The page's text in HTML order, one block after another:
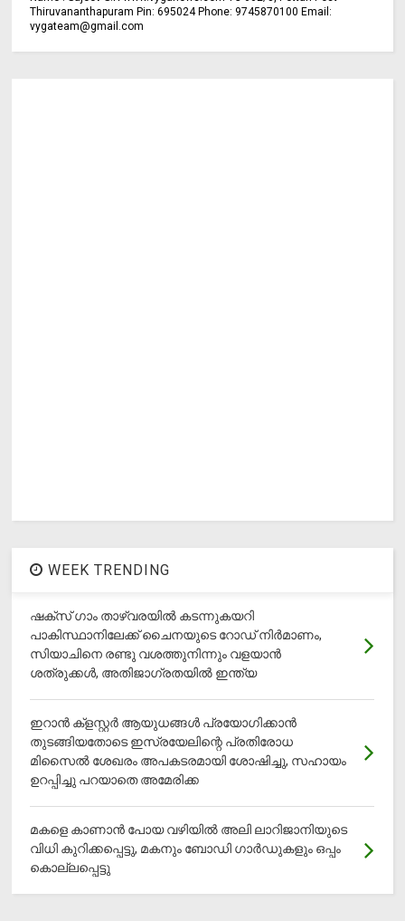
Thiruvananthapuram Pin: 695024 Phone: 9745870100 Email:
vygateam@gmail.com
WEEK TRENDING
ഷക്സ് ​ഗാം താഴ്‌വരയിൽ കടന്നുകയറി
പാകിസ്ഥാനിലേക്ക് ചൈനയുടെ റോഡ് നിർമാണം,
സിയാചിനെ രണ്ടു വശത്തുനിന്നും വളയാൻ
ശത്രുക്കൾ, അതിജാ​ഗ്രതയിൽ ഇന്ത്യ
ഇറാന്‍ ക്‌ളസ്റ്റര്‍ ആയുധങ്ങള്‍ പ്രയോഗിക്കാന്‍
തുടങ്ങിയതോടെ ഇസ്രയേലിന്റെ പ്രതിരോധ
മിസൈല്‍ ശേഖരം അപകടരമായി ശോഷിച്ചു, സഹായം
ഉറപ്പിച്ചു പറയാതെ അമേരിക്ക
മകളെ കാണാന്‍ പോയ വഴിയില്‍ അലി ലാറിജാനിയുടെ
വിധി കുറിക്കപ്പെട്ടു, മകനും ബോഡി ഗാര്‍ഡുകളും ഒപ്പം
കൊല്ലപ്പെട്ടു